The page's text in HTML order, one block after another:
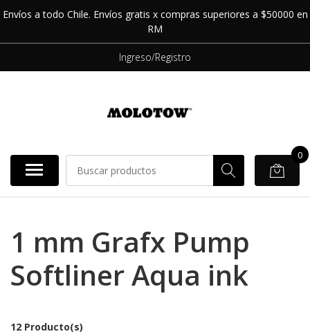
Envíos a todo Chile. Envíos gratis x compras superiores a $50000 en
RM
Ingreso/Registro
0
1 mm Grafx Pump
Softliner Aqua ink
12 Producto(s)